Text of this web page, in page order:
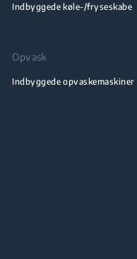
Indbyggede køle-/fryseskabe
Opvask
Indbyggede opvaskemaskiner